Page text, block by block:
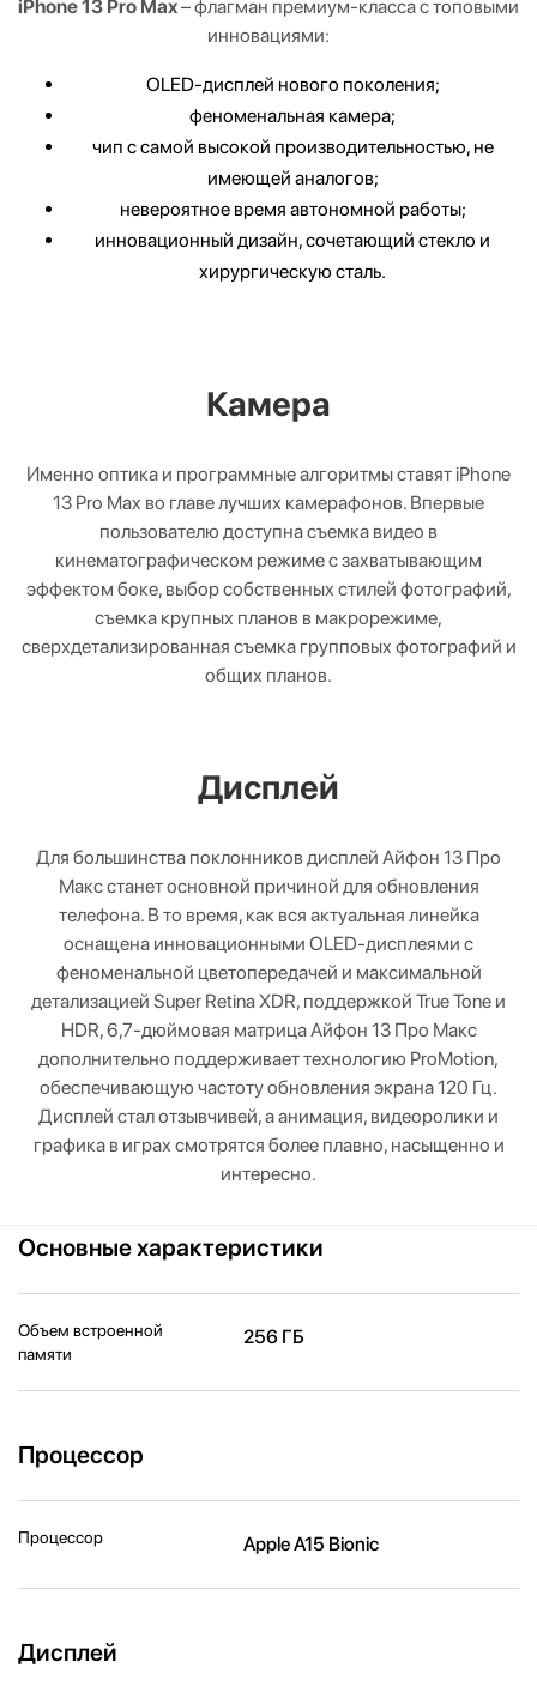
iPhone 13 Pro Max– флагман премиум-класса с топовыми
инновациями:
OLED-дисплей нового поколения;
феноменальная камера;
чип с самой высокой производительностью, не
имеющей аналогов;
невероятное время автономной работы;
инновационный дизайн, сочетающий стекло и
хирургическую сталь.
Камера
Именно оптика и программные алгоритмы ставят iPhone
13 Pro Max во главе лучших камерафонов. Впервые
пользователю доступна съемка видео в
кинематографическом режиме с захватывающим
эффектом боке, выбор собственных стилей фотографий,
съемка крупных планов в макрорежиме,
сверхдетализированная съемка групповых фотографий и
общих планов.
Дисплей
Для большинства поклонников дисплей Айфон 13 Про
Макс станет основной причиной для обновления
телефона. В то время, как вся актуальная линейка
оснащена инновационными OLED-дисплеями с
феноменальной цветопередачей и максимальной
детализацией Super Retina XDR, поддержкой True Tone и
HDR, 6,7-дюймовая матрица Айфон 13 Про Макс
дополнительно поддерживает технологию ProMotion,
обеспечивающую частоту обновления экрана 120 Гц.
Дисплей стал отзывчивей, а анимация, видеоролики и
графика в играх смотрятся более плавно, насыщенно и
интересно.
Основные характеристики
Объем встроенной
памяти
256 ГБ
Процессор
Процессор Apple A15 Bionic
Дисплей